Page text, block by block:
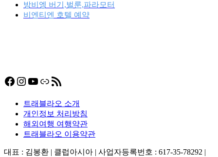
방비엥 버기,벌룬,파라모터
비엔티엔 호텔 예약
Facebook
Instagram
YouTube
링크RSS 피드
트래블라오 소개
개인정보 처리방침
해외여행 여행약관
트래블라오 이용약관
대표 : 김봉환 | 클럽아시아 | 사업자등록번호 : 617-35-78292 |